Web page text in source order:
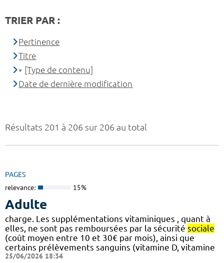
Résultats 201 à 206 sur 206 au total
PAGES
relevance: 15%
Adulte
charge. Les supplémentations vitaminiques , quant à
elles, ne sont pas remboursées par la sécurité sociale
(coût moyen entre 10 et 30€ par mois), ainsi que
certains prélèvements sanguins (vitamine D, vitamine
25/06/2026 18:34
TRIER PAR :
Pertinence
Titre
[Type de contenu]
Date de dernière modification